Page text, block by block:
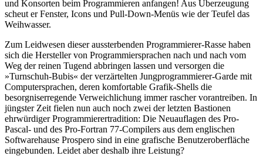
und Konsorten beim Programmieren anfangen! Aus Überzeugung
scheut er Fenster, Icons und Pull-Down-Menüs wie der Teufel das
Weihwasser.
Zum Leidwesen dieser aussterbenden Programmierer-Rasse haben
sich die Hersteller von Programmiersprachen nach und nach vom
Weg der reinen Tugend abbringen lassen und versorgen die
»Turnschuh-Bubis« der verzärtelten Jungprogrammierer-Garde mit
Computersprachen, deren komfortable Grafik-Shells die
besorgniserregende Verweichlichung immer rascher vorantreiben. In
jüngster Zeit fielen nun auch noch zwei der letzten Bastionen
ehrwürdiger Programmierertradition: Die Neuauflagen des Pro-
Pascal- und des Pro-Fortran 77-Compilers aus dem englischen
Softwarehause Prospero sind in eine grafische Benutzeroberfläche
eingebunden. Leidet aber deshalb ihre Leistung?